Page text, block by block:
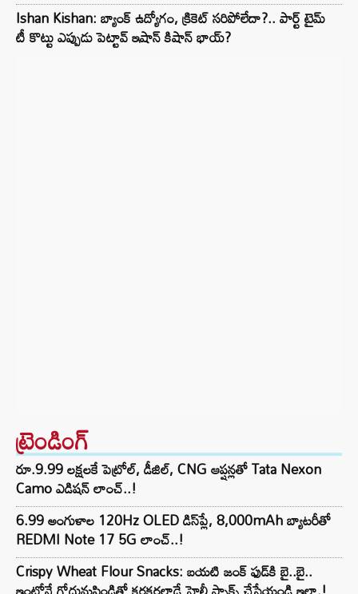
Ishan Kishan: బ్యాంక్ ఉద్యోగం, క్రికెట్ సరిపోలేదా?.. పార్ట్ టైమ్
టీ కొట్టు ఎప్పుడు పెట్టావ్ ఇషాన్ కిషాన్ భాయ్‌?
ట్రెండింగ్‌
రూ.9.99 లక్షలకే పెట్రోల్, డీజిల్, CNG ఆప్షన్లతో Tata Nexon
Camo ఎడిషన్ లాంచ్..!
6.99 అంగుళాల 120Hz OLED డిస్‌ప్లే, 8,000mAh బ్యాటరీతో
REDMI Note 17 5G లాంచ్..!
Crispy Wheat Flour Snacks: బయటి జంక్ ఫుడ్‌కి బై..బై..